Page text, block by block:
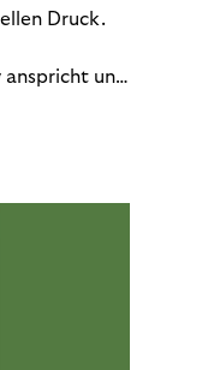
Druck.
anspricht und